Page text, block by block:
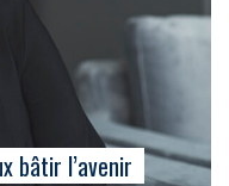
bâtir l’avenir